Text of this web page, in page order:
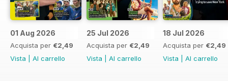
01 Aug 2026
Acquista per €2,49
Vista
Al carrello
25 Jul 2026
Acquista per €2,49
Vista
Al carrello
18 Jul 2026
Acquista per €2,49
Vista
Al carrello